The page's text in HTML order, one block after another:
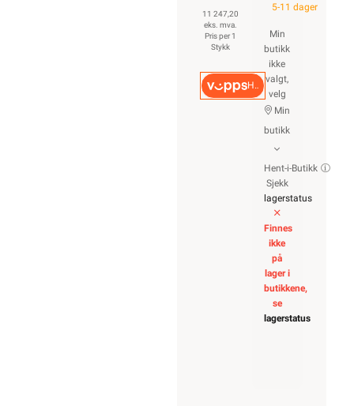
11 247,20
eks. mva.
Pris per 1
Stykk
Hurtigkasse
5-11 dager
Min
butikk
ikke
valgt,
velg
Min
butikk
Hent-i-Butikk
Sjekk
lagerstatus
Finnes
ikke
på
lager i
butikkene,
se
lagerstatus